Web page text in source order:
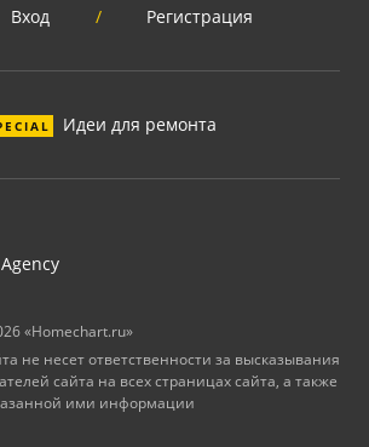
Вход / Регистрация
Идеи для ремонта
«Homechart.ru»
не несет ответственности за высказывания
сайта на всех страницах сайта, а также
ими информации